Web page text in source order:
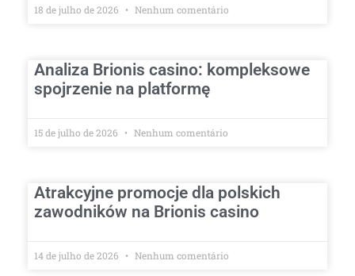
18 de julho de 2026 Nenhum comentário
Analiza Brionis casino: kompleksowe
spojrzenie na platformę
15 de julho de 2026 Nenhum comentário
Atrakcyjne promocje dla polskich
zawodników na Brionis casino
14 de julho de 2026 Nenhum comentário